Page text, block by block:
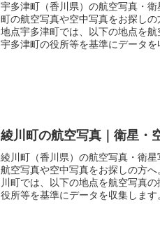
宇多津町（香川県）の航空写真・
町の航空写真や空中写真をお探し
地点宇多津町では、以下の地点を航
宇多津町の役所等を基準にデータ
綾川町の航空写真｜衛星・
綾川町（香川県）の航空写真・衛
航空写真や空中写真をお探しの方
川町では、以下の地点を航空写真
役所等を基準にデータを収集します